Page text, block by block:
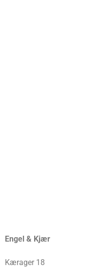
Engel & Kjær
Kærager 18